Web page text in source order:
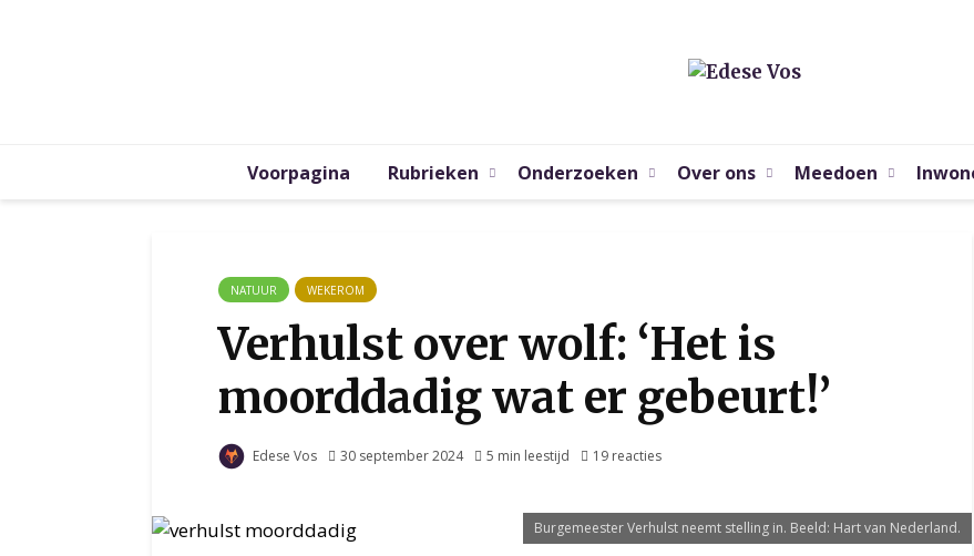
Voorpagina Rubrieken Onderzoeken Over ons Meedoen
NATUUR WEKEROM
Verhulst over wolf: ‘Het is
moorddadig wat er gebeurt!’
Edese Vos 30 september 2024 5 min leestijd 19 reacties
Burgemeester Verhulst neemt stelling in. Beeld: Hart van Nederland.